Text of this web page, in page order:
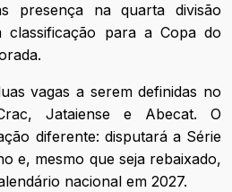
presença na quarta divisão
classificação para a Copa do
vagas a serem definidas no
Jataiense e Abecat. O
diferente: disputará a Série
e, mesmo que seja rebaixado,
nacional em 2027.